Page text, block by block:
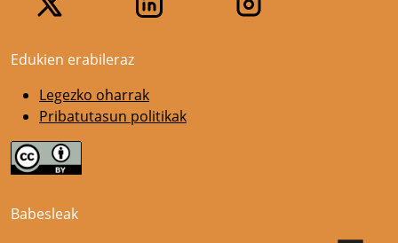
Edukien erabileraz
Legezko oharrak
Pribatutasun politikak
Babesleak